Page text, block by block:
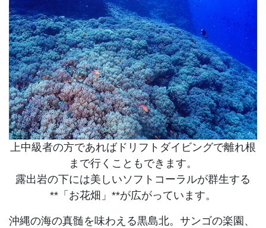
上中級者の方であればドリフトダイビングで離れ根
まで行くこともできます。
露出岩の下には美しいソフトコーラルが群生する
**「お花畑」**が広がっています。
沖縄の海の真髄を味わえる黒島北。サンゴの楽園、